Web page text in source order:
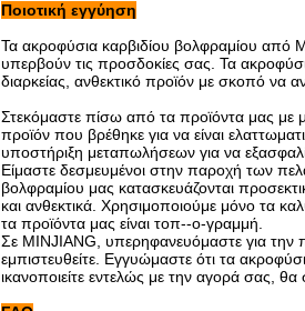
Ποιοτική εγγύηση
Τα ακροφύσια καρβιδίου βολφραμίου από
υπερβούν τις προσδοκίες σας. Τα
διαρκείας, ανθεκτικό προϊόν με σκοπό να
Στεκόμαστε πίσω από τα προϊόντα μας με
προϊόν που βρέθηκε για να είναι
υποστήριξη μεταπωλήσεων για να
Είμαστε δεσμευμένοι στην παροχή των
βολφραμίου μας κατασκευάζονται
και ανθεκτικά. Χρησιμοποιούμε μόνο τα
τα προϊόντα μας είναι τοπ--ο-γραμμή.
Σε MINJIANG, υπερηφανευόμαστε για την
εμπιστευθείτε. Εγγυώμαστε ότι τα
ικανοποιείτε εντελώς με την αγορά σας,